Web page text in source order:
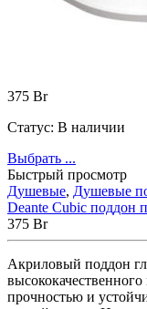
375 Br
Статус: В наличии
Выбрать ...
Быстрый просмотр
Душевые, Душевые
Deante Cubic поддон
375 Br
Акриловый поддон
прочностью и